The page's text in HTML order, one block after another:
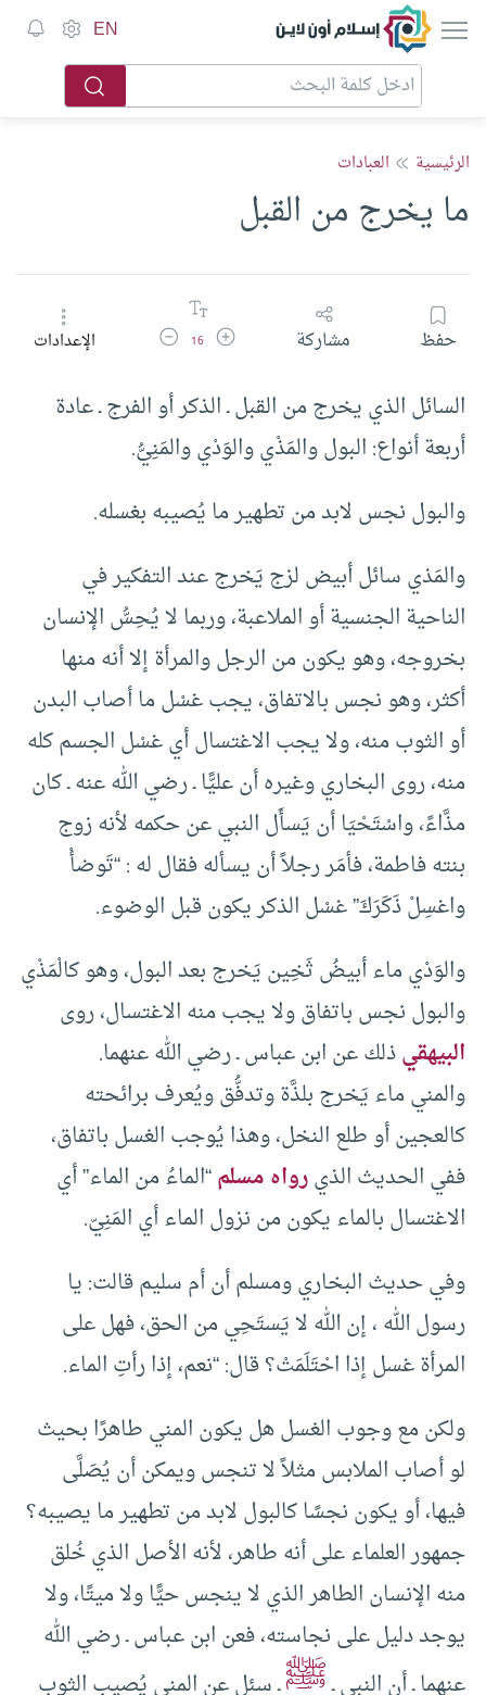
إسلام أون لاين EN
الرئيسية العبادات
ما يخرج من القبل
حفظ مشاركة زيادة حجم الخط
16 تقليل حجم الخطالإعدادات
السائل الذي يخرج من القبل ـ الذكر أو الفرج ـ عادة
أربعة أنواع: البول والمَذْي والوَدْي والمَنِيُّ.
والبول نجس لابد من تطهير ما يُصيبه بغسله.
والمَذي سائل أبيض لزج يَخرج عند التفكير في
الناحية الجنسية أو الملاعبة، وربما لا يُحِسُّ الإنسان
بخروجه، وهو يكون من الرجل والمرأة إلا أنه منها
أكثر، وهو نجس بالاتفاق، يجب غسْل ما أصاب البدن
أو الثوب منه، ولا يجب الاغتسال أي غسْل الجسم كله
منه، روى البخاري وغيره أن عليًّا ـ رضي الله عنه ـ كان
مذَّاءً، واسْتَحْيَا أن يَسأَل النبي عن حكمه لأنه زوج
بنته فاطمة، فأمَر رجلاً أن يسأله فقال له : “تَوضأْ
واغسِلْ ذَكَرَكَ” غسْل الذكر يكون قبل الوضوء.
والوَدْي ماء أبيضُ ثَخِين يَخرج بعد البول، وهو كالْمَذْي
والبول نجس باتفاق ولا يجب منه الاغتسال، روى
البيهقيذلك عن ابن عباس ـ رضي الله عنهما.
والمني ماء يَخرج بلذَّة وتدفُّق ويُعرف برائحته
كالعجين أو طلع النخل، وهذا يُوجب الغسل باتفاق،
ففي الحديث الذيرواه مسلم“الماءُ من الماء” أي
الاغتسال بالماء يكون من نزول الماء أي المَنِيّ.
وفي حديث البخاري ومسلم أن أم سليم قالت: يا
رسول الله ، إن الله لا يَستَحِي من الحق، فهل على
المرأة غسل إذا احْتَلَمَتْ؟ قال: “نعم، إذا رأتِ الماء.
ولكن مع وجوب الغسل هل يكون المني طاهرًا بحيث
لو أصاب الملابس مثلاً لا تنجس ويمكن أن يُصَلَّى
فيها، أو يكون نجسًا كالبول لابد من تطهير ما يصيبه؟
جمهور العلماء على أنه طاهر، لأنه الأصل الذي خُلق
منه الإنسان الطاهر الذي لا ينجس حيًّا ولا ميتًا، ولا
يوجد دليل على نجاسته، فعن ابن عباس ـ رضي الله
عنهما ـ أن النبي ـﷺـ سئل عن المني يُصيب الثوب